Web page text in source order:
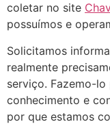
coletar no site
possuímos e
Solicitamos
realmente
serviço. Fazemo-
conhecimento e
por que estamos